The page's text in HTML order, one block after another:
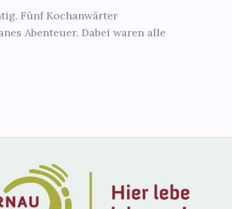
Fünf Kochanwärter
Abenteuer. Dabei waren alle